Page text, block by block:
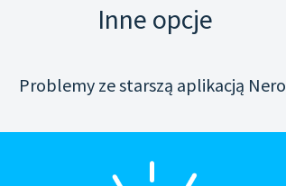
Inne opcje
Problemy ze starszą aplikacją Nero